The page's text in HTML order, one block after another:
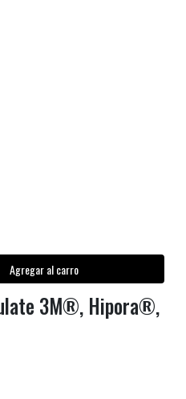
Agregar al carro
3M®, Hipora®,